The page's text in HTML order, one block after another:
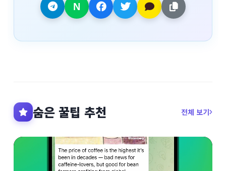
숨은 꿀팁 추천 전체 보기